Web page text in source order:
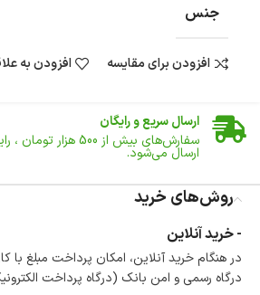
جنس
افزودن برای مقایسه افزودن به
ضمانت اصالت کالا
ارسال سریع و رایگان
سفارش‌های بیش از 500 هزار تومان ،
ارسال می‌شود.
تا 14 روز پس از تحویل کالا می‌توانید آن را برگشت دهید.
امکان پرداخت در محل
در هنگام خرید محصول، امکان
وجود دارد.
امکان پرداخت اقساطی
روش‌های خرید
- خرید آنلاین
در هنگام خرید آنلاین، امکان پرداخت مبلغ با
درگاه رسمی و امن بانک (درگاه پرداخت